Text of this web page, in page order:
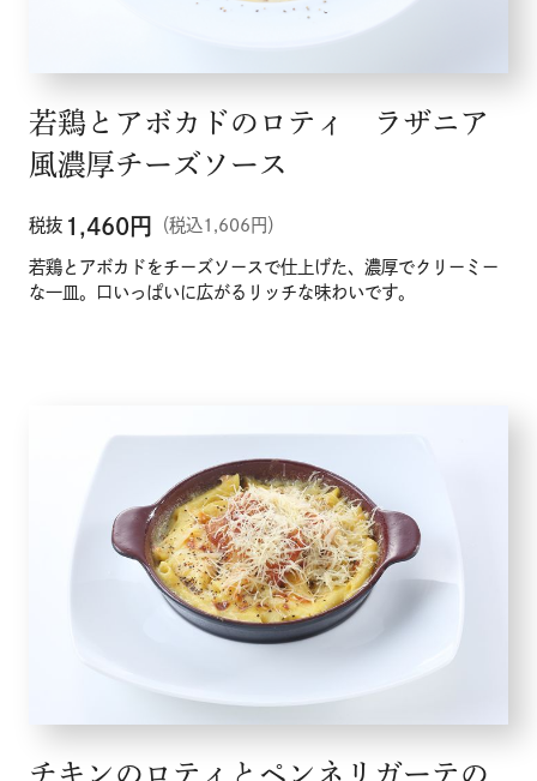
若鶏とアボカドのロティ ラザニア
風濃厚チーズソース
税抜 1,460円 （税込1,606円）
若鶏とアボカドをチーズソースで仕上げた、濃厚でクリーミー
な一皿。口いっぱいに広がるリッチな味わいです。
チキンのロティとペンネリガーテの